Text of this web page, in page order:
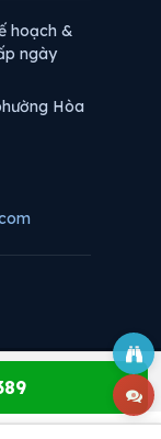
hoạch &
ngày
Hòa